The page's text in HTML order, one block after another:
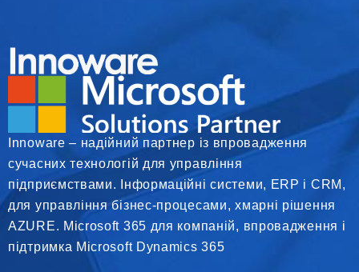
Innoware – надійний партнер із впровадження
сучасних технологій для управління
підприємствами. Інформаційні системи, ERP і CRM,
для управління бізнес-процесами, хмарні рішення
AZURE. Microsoft 365 для компаній, впровадження і
підтримка Microsoft Dynamics 365